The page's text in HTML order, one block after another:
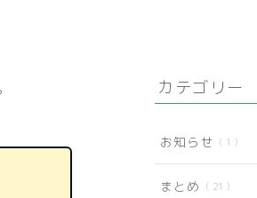
カテゴリー
お知らせ 1
まとめ 21